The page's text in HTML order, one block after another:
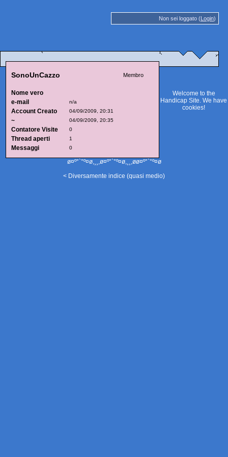
Non sei loggato (Login)
SonoUnCazzo Membro
Nome vero
e-mail
n/a
Account Creato 04/09/2009, 20:31
~ 04/09/2009, 20:35
Contatore Visite 0
Thread aperti 1
Messaggi 0
Welcome to the
Handicap Site. We have
cookies!
ø¤º°`°º¤ø,¸¸,ø¤º°`°º¤ø,¸¸,øø¤º°`°º¤ø
< Diversamente indice (quasi medio)